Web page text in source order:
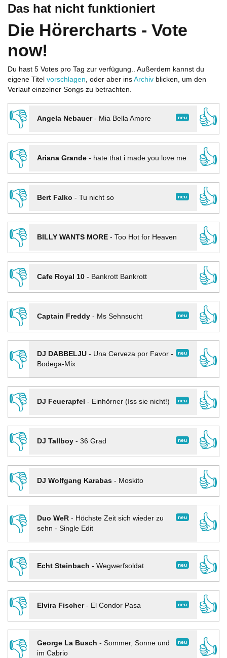
Das hat nicht funktioniert
Die Hörercharts - Vote
now!
Du hast 5 Votes pro Tag zur verfügung.. Außerdem kannst du
eigene Titel vorschlagen, oder aber ins Archiv blicken, um den
Verlauf einzelner Songs zu betrachten.
👎 neu
Angela Nebauer- Mia Bella Amore
👍
👎
Ariana Grande- hate that i made you love me
👍
👎
neu
Bert Falko - Tu nicht so
👍
👎
BILLY WANTS MORE- Too Hot for Heaven
👍
👎
Cafe Royal 10- Bankrott Bankrott
👍
👎
neu
Captain Freddy- Ms Sehnsucht
👍
👎
neu
DJ DABBELJU- Una Cerveza por Favor -
Bodega-Mix
👍
👎
neu
DJ Feuerapfel - Einhörner (Iss sie nicht!)
👍
👎
neu
DJ Tallboy- 36 Grad
👍
👎
DJ Wolfgang Karabas- Moskito
👍
👎
neu
Duo WeR- Höchste Zeit sich wieder zu
sehn - Single Edit
👍
👎
neu
Echt Steinbach - Wegwerfsoldat
👍
👎
neu
Elvira Fischer- El Condor Pasa
👍
👎
neu
George La Busch - Sommer, Sonne und
im Cabrio
👍